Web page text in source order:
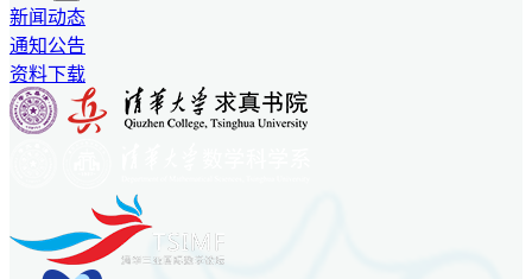
新闻动态
通知公告
资料下载